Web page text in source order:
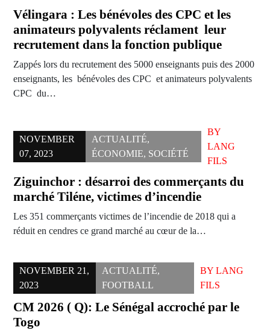
Vélingara : Les bénévoles des CPC et les
animateurs polyvalents réclament leur
recrutement dans la fonction publique
Zappés lors du recrutement des 5000 enseignants puis des 2000
enseignants, les bénévoles des CPC et animateurs polyvalents
CPC du…
NOVEMBER
07, 2023
ACTUALITÉ,
ÉCONOMIE, SOCIÉTÉ
BY
LANG
FILS
Ziguinchor : désarroi des commerçants du
marché Tiléne, victimes d’incendie
Les 351 commerçants victimes de l’incendie de 2018 qui a
réduit en cendres ce grand marché au cœur de la…
NOVEMBER 21,
2023
ACTUALITÉ,
FOOTBALL
BYLANG
FILS
CM 2026 ( Q): Le Sénégal accroché par le
Togo